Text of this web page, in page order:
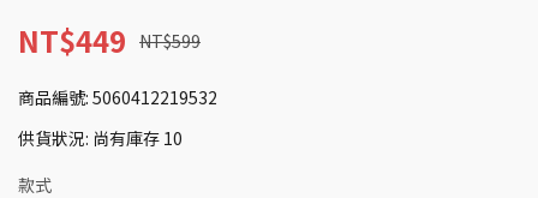
NT$449 NT$599
商品編號: 5060412219532
供貨狀況: 尚有庫存 10
款式